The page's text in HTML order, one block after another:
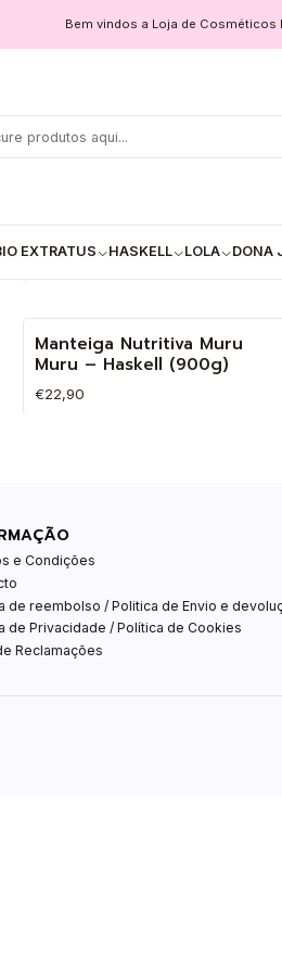
EXTRATUS HASKELL LOLA DONA
Bem vindos a Loja de Cosméticos
Quina Rosa – 900g
Manteiga Nutritiva Muru
Muru – Haskell (900g)
€22,90
e Condições
de reembolso / Politica de Envio e
de Privacidade / Política de Cookies
Reclamações